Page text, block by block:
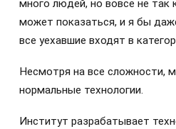
много людей, но вовсе не так
может показаться, и я бы
все уехавшие входят в
Несмотря на все сложности,
нормальные технологии.
Институт разрабатывает